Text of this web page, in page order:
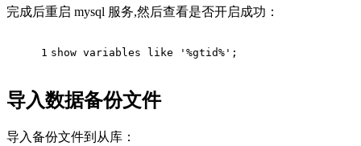
完成后重启 mysql 服务,然后查看是否开启成功：
1 show variables like '%gtid%';
导入数据备份文件
导入备份文件到从库：